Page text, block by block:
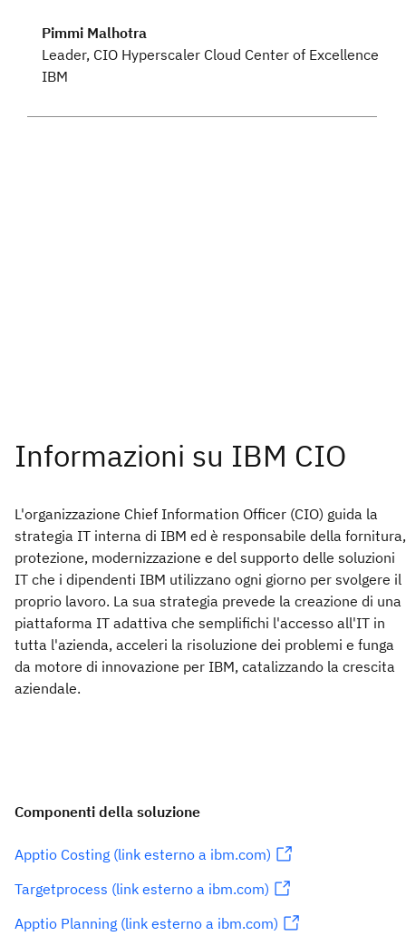
Pimmi Malhotra
Leader, CIO Hyperscaler Cloud Center of Excellence
IBM
L'organizzazione Chief Information Officer (CIO) guida la
strategia IT interna di IBM ed è responsabile della fornitura,
protezione, modernizzazione e del supporto delle soluzioni
IT che i dipendenti IBM utilizzano ogni giorno per svolgere il
proprio lavoro. La sua strategia prevede la creazione di una
piattaforma IT adattiva che semplifichi l'accesso all'IT in
tutta l'azienda, acceleri la risoluzione dei problemi e funga
da motore di innovazione per IBM, catalizzando la crescita
aziendale.
Componenti della soluzione
Apptio Costing (link esterno a ibm.com)
Targetprocess (link esterno a ibm.com)
Apptio Planning (link esterno a ibm.com)